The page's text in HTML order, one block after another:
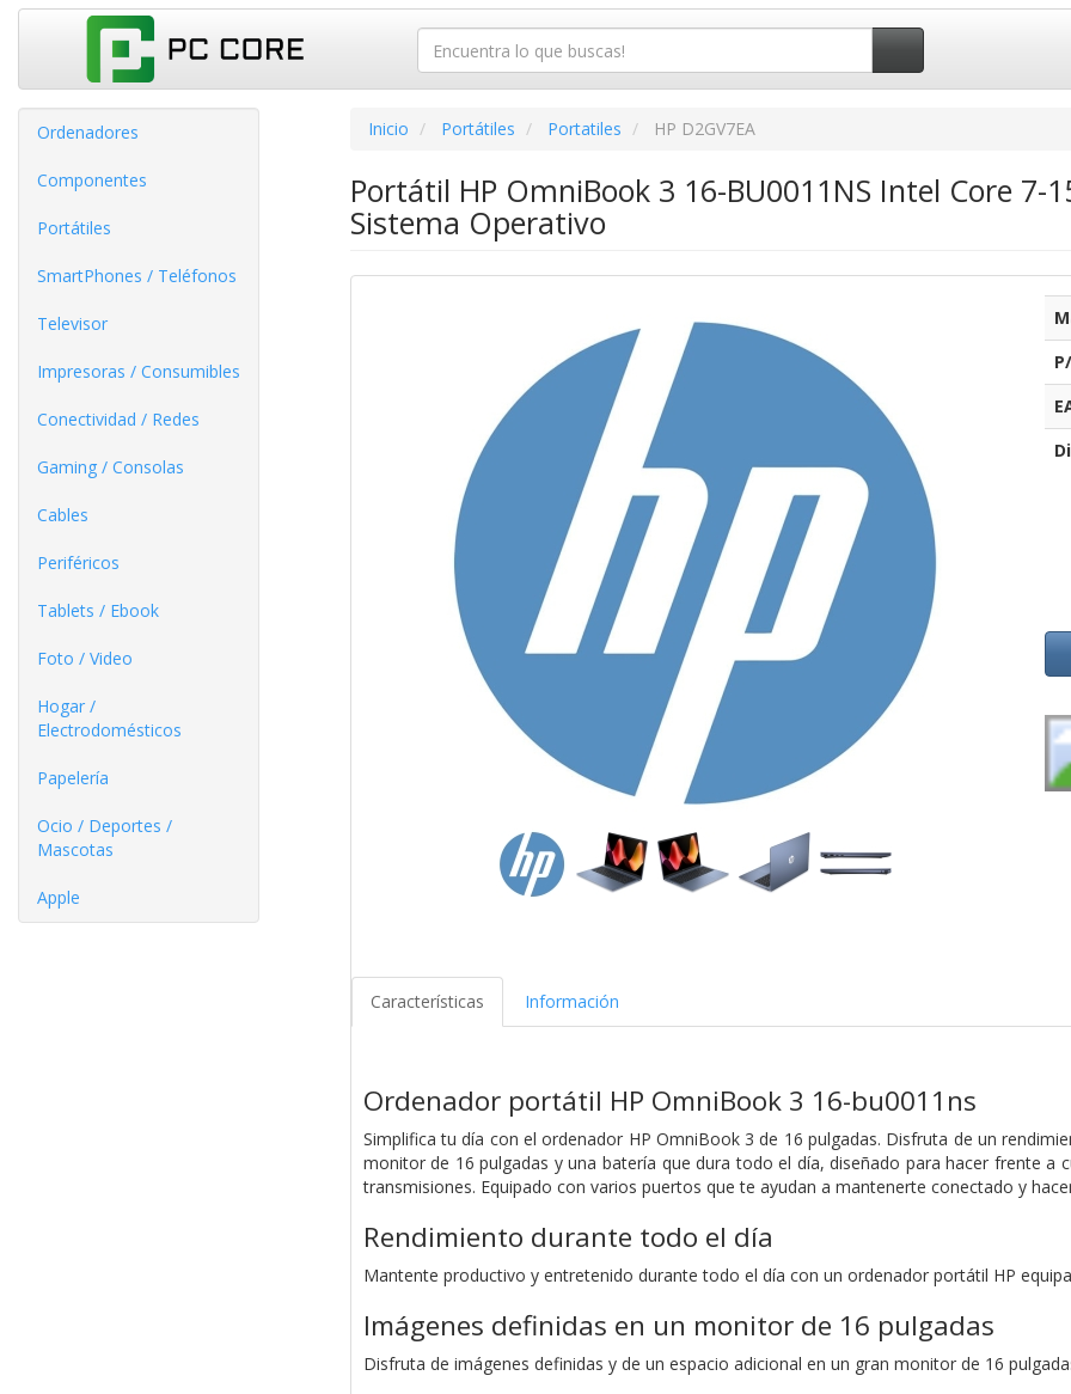
Ordenadores
Componentes
Portátiles
SmartPhones / Teléfonos
Televisor
Impresoras / Consumibles
Conectividad / Redes
Gaming / Consolas
Cables
Periféricos
Tablets / Ebook
Foto / Video
Hogar /
Electrodomésticos
Papelería
Ocio / Deportes /
Mascotas
Apple
Inicio Portátiles Portatiles HP D2GV7EA
Portátil HP OmniBook 3 16-BU0011NS Intel Core 7-
Sistema Operativo
Características Información
Ordenador portátil HP OmniBook 3 16-bu0011ns
Simplifica tu día con el ordenador HP OmniBook 3 de 16 pulgadas. Disfruta de un
monitor de 16 pulgadas y una batería que dura todo el día, diseñado para hacer frente a
transmisiones. Equipado con varios puertos que te ayudan a mantenerte conectado y
Rendimiento durante todo el día
Mantente productivo y entretenido durante todo el día con un ordenador portátil HP
Imágenes definidas en un monitor de 16 pulgadas
Disfruta de imágenes definidas y de un espacio adicional en un gran monitor de 16